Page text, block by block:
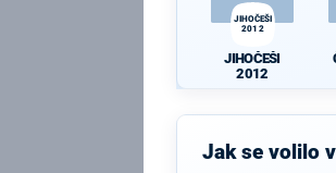
JIHOČEŠI
2012
JIHOČEŠI
2012
Jak se volilo